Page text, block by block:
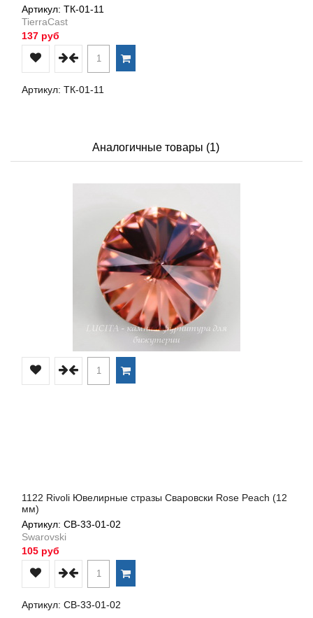
Артикул: ТК-01-11
TierraCast
137 руб
Артикул: ТК-01-11
Аналогичные товары (1)
1122 Rivoli Ювелирные стразы Сваровски Rose Peach (12
мм)
Артикул: СВ-33-01-02
Swarovski
105 руб
Артикул: СВ-33-01-02